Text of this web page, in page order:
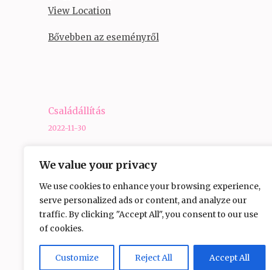
We value your privacy
We use cookies to enhance your browsing experience,
serve personalized ads or content, and analyze our
traffic. By clicking "Accept All", you consent to our use
of cookies.
Customize Reject All Accept All
View Location
Bővebben az eseményről
Bejegyzés
navigáció
Családállítás
2022-11-30